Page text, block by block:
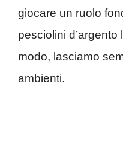
giocare un ruolo
pesciolini
modo, lasciamo
ambienti.